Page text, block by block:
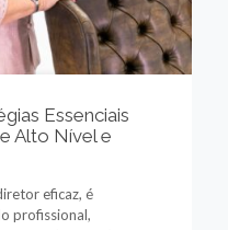
Essenciais
Alto Nível e
eficaz, é
profissional,